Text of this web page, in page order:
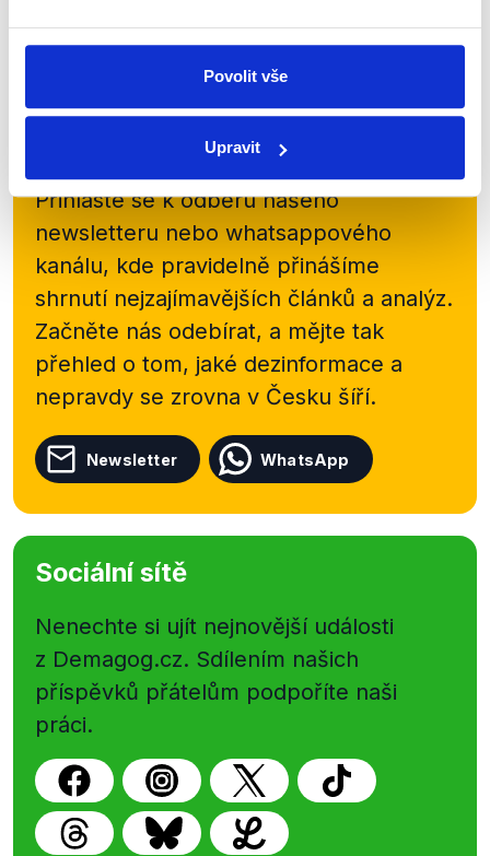
Povolit vše
Upravit
Číst dál
Zůstaňme v kontaktu
Přihlaste se k odběru našeho
newsletteru nebo whatsappového
kanálu, kde pravidelně přinášíme
shrnutí nejzajímavějších článků a analýz.
Začněte nás odebírat, a mějte tak
přehled o tom, jaké dezinformace a
nepravdy se zrovna v Česku šíří.
Newsletter WhatsApp
Sociální sítě
Nenechte si ujít nejnovější události
z Demagog.cz. Sdílením našich
příspěvků přátelům podpoříte naši
práci.